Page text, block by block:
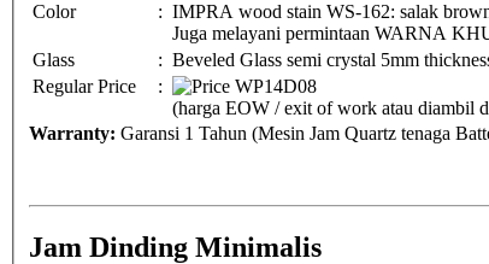
Color
: IMPRA wood stain WS-162: salak
Juga melayani permintaan WARNA
Glass
: Beveled Glass semi crystal 5mm
Regular Price
:
(harga EOW / exit of work atau diambil
Warranty: Garansi 1 Tahun (Mesin Jam Quartz tenaga
Jam Dinding Minimalis